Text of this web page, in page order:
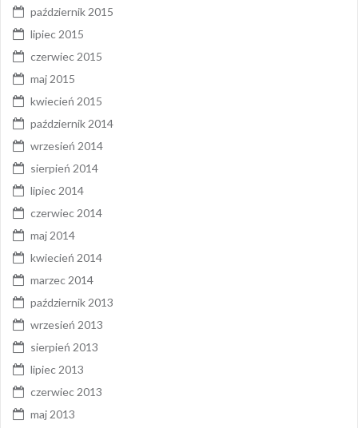
październik 2015
lipiec 2015
czerwiec 2015
maj 2015
kwiecień 2015
październik 2014
wrzesień 2014
sierpień 2014
lipiec 2014
czerwiec 2014
maj 2014
kwiecień 2014
marzec 2014
październik 2013
wrzesień 2013
sierpień 2013
lipiec 2013
czerwiec 2013
maj 2013